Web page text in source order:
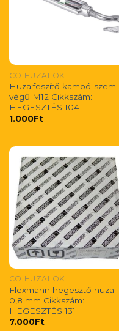
CO HUZALOK
Huzalfeszítő kampó-szem
végű M12 Cikkszám:
HEGESZTÉS 104
1.000Ft
CO HUZALOK
Flexmann hegesztő huzal
0,8 mm Cikkszám:
HEGESZTÉS 131
7.000Ft